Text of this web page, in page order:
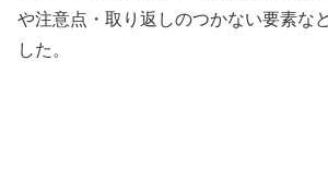
や注意点・取り返しのつかない要素な
した。